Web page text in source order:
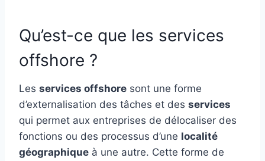
Qu’est-ce que les services
offshore ?
Les services offshore sont une forme
d’externalisation des tâches et des services
qui permet aux entreprises de délocaliser des
fonctions ou des processus d’une localité
géographique à une autre. Cette forme de